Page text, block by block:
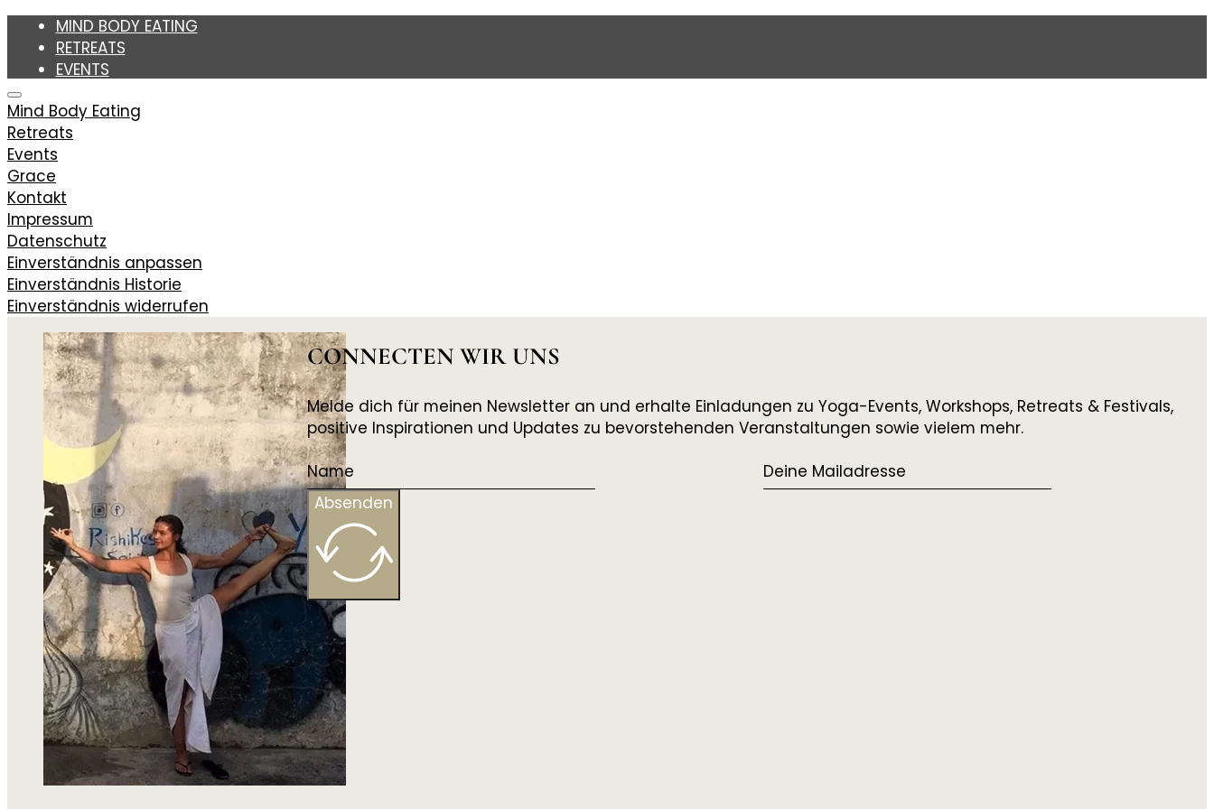
MIND BODY EATING
RETREATS
EVENTS
Stefanie Grace
WOMEN'S HEALTH COACHING
GRACE
KONTAKT
Mind Body Eating
Retreats
Events
Grace
Kontakt
Impressum
Datenschutz
Einverständnis anpassen
Einverständnis Historie
Einverständnis widerrufen
CONNECTEN WIR UNS
Melde dich für meinen Newsletter an und erhalte Einladungen zu Yoga-Events, Workshops, Retreats & Festivals,
positive Inspirationen und Updates zu bevorstehenden Veranstaltungen sowie vielem mehr.
Absenden